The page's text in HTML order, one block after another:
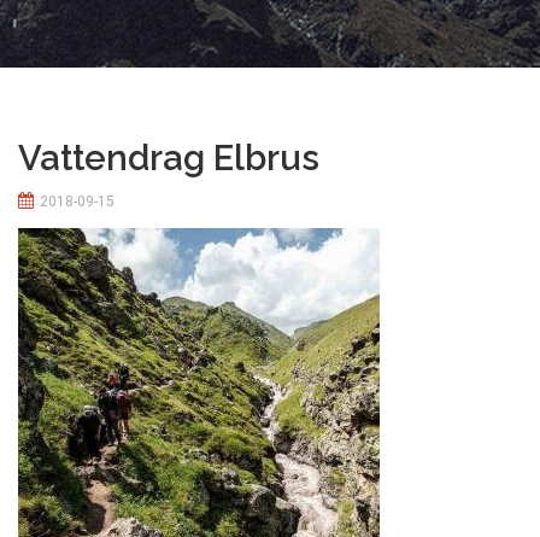
Vattendrag Elbrus
2018-09-15